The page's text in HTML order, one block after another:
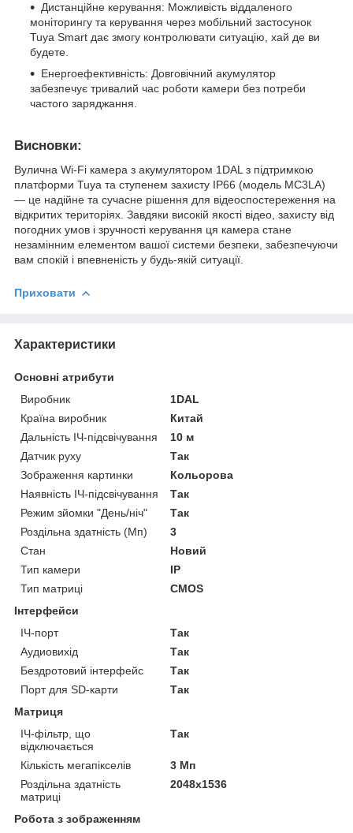
Дистанційне керування: Можливість віддаленого
моніторингу та керування через мобільний застосунок
Tuya Smart дає змогу контролювати ситуацію, хай де ви
будете.
Енергоефективність: Довговічний акумулятор
забезпечує тривалий час роботи камери без потреби
частого заряджання.
Висновки:
Вулична Wi-Fi камера з акумулятором 1DAL з підтримкою
платформи Tuya та ступенем захисту IP66 (модель MC3LA)
— це надійне та сучасне рішення для відеоспостереження на
відкритих територіях. Завдяки високій якості відео, захисту від
погодних умов і зручності керування ця камера стане
незамінним елементом вашої системи безпеки, забезпечуючи
вам спокій і впевненість у будь-якій ситуації.
Приховати
Характеристики
Основні атрибути
Виробник
1DAL
Країна виробник
Китай
Дальність ІЧ-підсвічування
10 м
Датчик руху
Так
Зображення картинки
Кольорова
Наявність ІЧ-підсвічування
Так
Режим зйомки "День/ніч"
Так
Роздільна здатність (Мп)
3
Стан
Новий
Тип камери
IP
Тип матриці
CMOS
Інтерфейси
ІЧ-порт
Так
Аудиовихід
Так
Бездротовий інтерфейс
Так
Порт для SD-карти
Так
Матриця
ІЧ-фільтр, що
відключається
Так
Кількість мегапікселів
3 Мп
Роздільна здатність
матриці
2048x1536
Робота з зображенням